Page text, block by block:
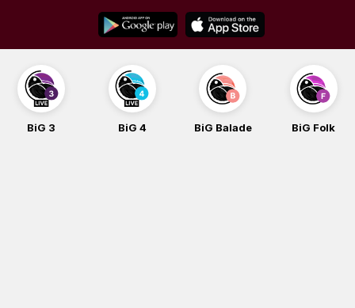
content
BiG 3 BiG 4 BiG Balade BiG Folk